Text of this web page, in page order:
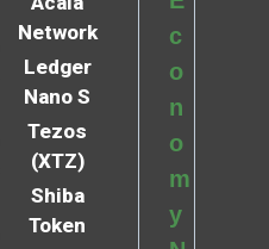
Network
Ledger
Nano S
Tezos
(XTZ)
Shiba
Token
c
o
n
o
m
y